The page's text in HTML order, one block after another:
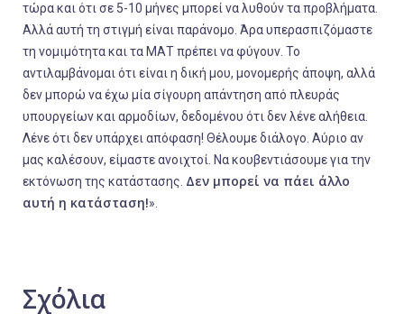
τώρα και ότι σε 5-10 μήνες μπορεί να λυθούν τα προβλήματα.
Αλλά αυτή τη στιγμή είναι παράνομο. Άρα υπερασπιζόμαστε
τη νομιμότητα και τα ΜΑΤ πρέπει να φύγουν. Το
αντιλαμβάνομαι ότι είναι η δική μου, μονομερής άποψη, αλλά
δεν μπορώ να έχω μία σίγουρη απάντηση από πλευράς
υπουργείων και αρμοδίων, δεδομένου ότι δεν λένε αλήθεια.
Λένε ότι δεν υπάρχει απόφαση! Θέλουμε διάλογο. Αύριο αν
μας καλέσουν, είμαστε ανοιχτοί. Να κουβεντιάσουμε για την
εκτόνωση της κατάστασης. Δεν μπορεί να πάει άλλο
αυτή η κατάσταση!».
Σχόλια